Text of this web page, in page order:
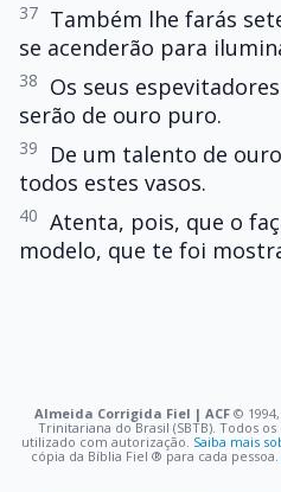
37 Também lhe farás
se acenderão para
38
Os seus
serão de ouro puro.
39
De um talento de
todos estes vasos.
40 Atenta, pois, que o
modelo, que te foi
Almeida Corrigida Fiel | ACF©️ 1994,
Trinitariana do Brasil (SBTB). Todos
utilizado com autorização. Saiba mais
cópia da Bíblia Fiel ®️ para cada pessoa.